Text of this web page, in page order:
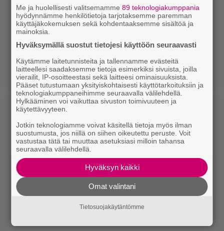
Me ja huolellisesti valitsemamme89 teknologiakumppania
hyödynnämme henkilötietoja tarjotaksemme paremman
käyttäjäkokemuksen sekä kohdentaaksemme sisältöä ja
mainoksia.
Hyväksymällä suostut tietojesi käyttöön seuraavasti
Käytämme laitetunnisteita ja tallennamme evästeitä
laitteellesi saadaksemme tietoja esimerkiksi sivuista, joilla
vierailit, IP-osoitteestasi sekä laitteesi ominaisuuksista.
Pääset tutustumaan yksityiskohtaisesti käyttötarkoituksiin ja
teknologiakumppaneihimme seuraavalla välilehdellä.
Hylkääminen voi vaikuttaa sivuston toimivuuteen ja
käytettävyyteen.
Jotkin teknologiamme voivat käsitellä tietoja myös ilman
suostumusta, jos niillä on siihen oikeutettu peruste. Voit
vastustaa tätä tai muuttaa asetuksiasi milloin tahansa
seuraavalla välilehdellä.
Hyväksyn kaikki
Omat valintani
Tietosuojakäytäntömme